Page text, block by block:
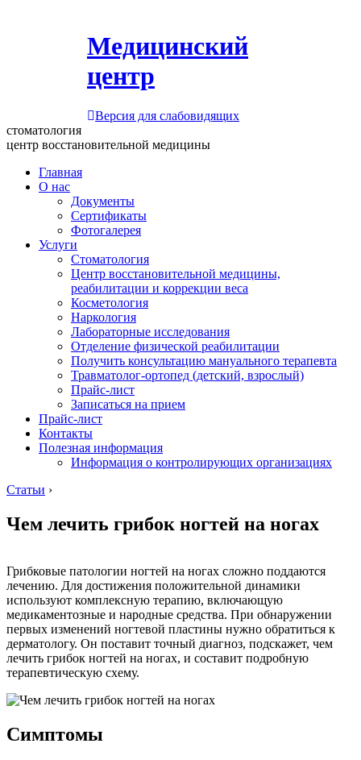
Медицинский
центр
Версия для слабовидящих
стоматология
центр восстановительной медицины
Главная
О нас
Документы
Сертификаты
Фотогалерея
Услуги
Стоматология
Центр восстановительной медицины,
реабилитации и коррекции веса
Косметология
Наркология
Лабораторные исследования
Отделение физической реабилитации
Получить консультацию мануального терапевта
Травматолог-ортопед (детский, взрослый)
Прайс-лист
Записаться на прием
Прайс-лист
Контакты
Полезная информация
Информация о контролирующих организациях
Статьи ›
Чем лечить грибок ногтей на ногах
Грибковые патологии ногтей на ногах сложно поддаются
лечению. Для достижения положительной динамики
используют комплексную терапию, включающую
медикаментозные и народные средства. При обнаружении
первых изменений ногтевой пластины нужно обратиться к
дерматологу. Он поставит точный диагноз, подскажет, чем
лечить грибок ногтей на ногах, и составит подробную
терапевтическую схему.
Симптомы